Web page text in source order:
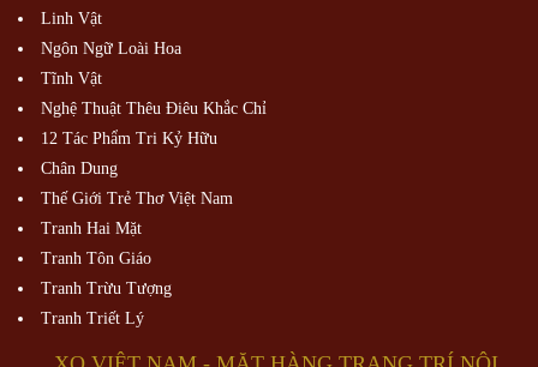
Linh Vật
Ngôn Ngữ Loài Hoa
Tĩnh Vật
Nghệ Thuật Thêu Điêu Khắc Chỉ
12 Tác Phẩm Tri Kỷ Hữu
Chân Dung
Thế Giới Trẻ Thơ Việt Nam
Tranh Hai Mặt
Tranh Tôn Giáo
Tranh Trừu Tượng
Tranh Triết Lý